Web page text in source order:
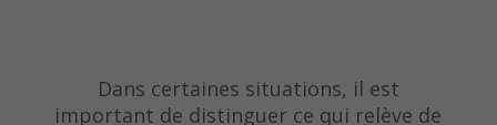
Dans certaines situations, il est
important de distinguer ce qui relève de